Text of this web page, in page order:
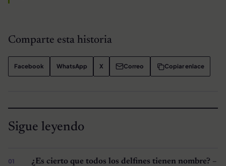
Comparte esta historia
Facebook WhatsApp X Correo Copiar enlace
Sigue leyendo
¿Es cierto que todos los delfines tienen nombre? –